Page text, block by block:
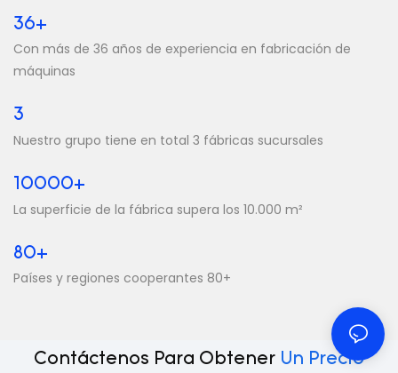
36+
Con más de 36 años de experiencia en fabricación de
máquinas
3
Nuestro grupo tiene en total 3 fábricas sucursales
10000+
La superficie de la fábrica supera los 10.000 m²
80+
Países y regiones cooperantes 80+
Contáctenos Para Obtener Un Precio